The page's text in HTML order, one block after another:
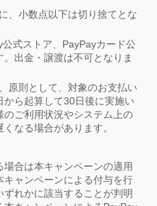
、小数点以下は切り捨てとな
式ストア、PayPayカード公
出金・譲渡は不可となりま
原則として、対象のお支払い
ら起算して30日後に実施い
のご利用状況やシステム上の
なる場合があります。
合は本キャンペーンの適用
ャンペーンによる付与を行
れかに該当することが判明